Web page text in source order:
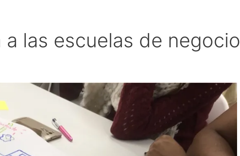
las escuelas de negocio